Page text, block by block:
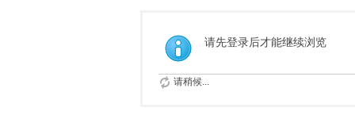
请先登录后才能继续浏览
请稍候...